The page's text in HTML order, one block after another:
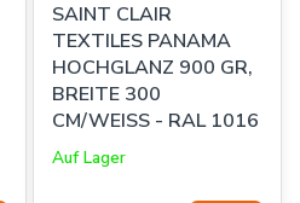
SAINT CLAIR
TEXTILES PANAMA
HOCHGLANZ 900 GR,
BREITE 300
CM/WEISS - RAL 1016
Auf Lager